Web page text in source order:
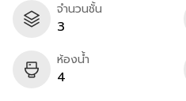
จำนวนชั้น
3
ห้องน้ำ
4